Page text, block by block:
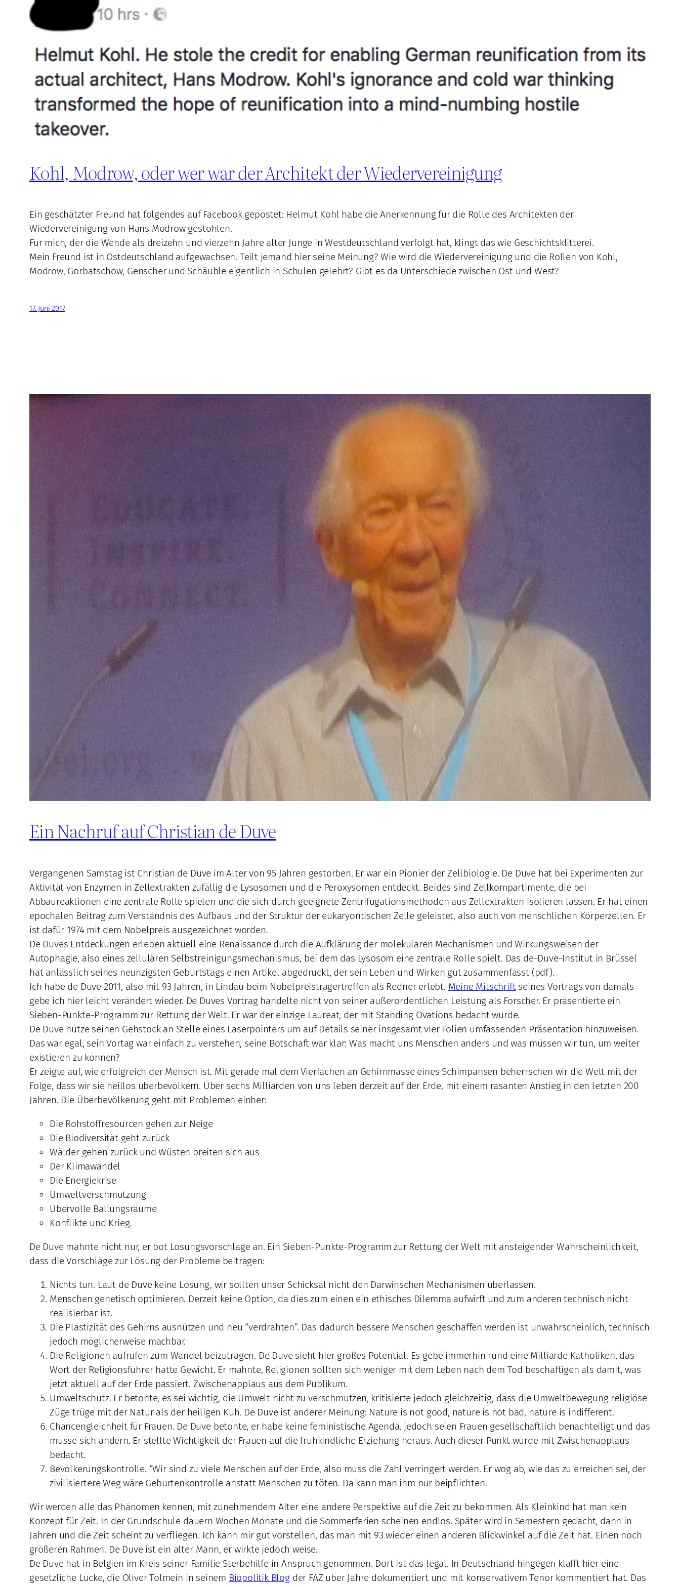
Kohl, Modrow, oder wer war der Architekt der Wiedervereinigung
Ein geschätzter Freund hat folgendes auf Facebook gepostet: Helmut Kohl habe die Anerkennung für die Rolle des Architekten der
Wiedervereinigung von Hans Modrow gestohlen.
Für mich, der die Wende als dreizehn und vierzehn Jahre alter Junge in Westdeutschland verfolgt hat, klingt das wie Geschichtsklitterei.
Mein Freund ist in Ostdeutschland aufgewachsen. Teilt jemand hier seine Meinung? Wie wird die Wiedervereinigung und die Rollen von Kohl,
Modrow, Gorbatschow, Genscher und Schäuble eigentlich in Schulen gelehrt? Gibt es da Unterschiede zwischen Ost und West?
17. Juni 2017
Ein Nachruf auf Christian de Duve
Vergangenen Samstag ist Christian de Duve im Alter von 95 Jahren gestorben. Er war ein Pionier der Zellbiologie. De Duve hat bei Experimenten zur
Aktivität von Enzymen in Zellextrakten zufällig die Lysosomen und die Peroxysomen entdeckt. Beides sind Zellkompartimente, die bei
Abbaureaktionen eine zentrale Rolle spielen und die sich durch geeignete Zentrifugationsmethoden aus Zellextrakten isolieren lassen. Er hat einen
epochalen Beitrag zum Verständnis des Aufbaus und der Struktur der eukaryontischen Zelle geleistet, also auch von menschlichen Körperzellen. Er
ist dafür 1974 mit dem Nobelpreis ausgezeichnet worden.
De Duves Entdeckungen erleben aktuell eine Renaissance durch die Aufklärung der molekularen Mechanismen und Wirkungsweisen der
Autophagie, also eines zellulären Selbstreinigungsmechanismus, bei dem das Lysosom eine zentrale Rolle spielt. Das de-Duve-Institut in Brüssel
hat anlässlich seines neunzigsten Geburtstags einen Artikel abgedruckt, der sein Leben und Wirken gut zusammenfasst (pdf).
Ich habe de Duve 2011, also mit 93 Jahren, in Lindau beim Nobelpreisträgertreffen als Redner erlebt. Meine Mitschriftseines Vortrags von damals
gebe ich hier leicht verändert wieder. De Duves Vortrag handelte nicht von seiner außerordentlichen Leistung als Forscher. Er präsentierte ein
Sieben-Punkte-Programm zur Rettung der Welt. Er war der einzige Laureat, der mit Standing Ovations bedacht wurde.
De Duve nutze seinen Gehstock an Stelle eines Laserpointers um auf Details seiner insgesamt vier Folien umfassenden Präsentation hinzuweisen.
Das war egal, sein Vortag war einfach zu verstehen, seine Botschaft war klar: Was macht uns Menschen anders und was müssen wir tun, um weiter
existieren zu können?
Er zeigte auf, wie erfolgreich der Mensch ist. Mit gerade mal dem Vierfachen an Gehirnmasse eines Schimpansen beherrschen wir die Welt mit der
Folge, dass wir sie heillos überbevölkern. Über sechs Milliarden von uns leben derzeit auf der Erde, mit einem rasanten Anstieg in den letzten 200
Jahren. Die Überbevölkerung geht mit Problemen einher:
Die Rohstoffresourcen gehen zur Neige
Die Biodiversität geht zurück
Wälder gehen zurück und Wüsten breiten sich aus
Der Klimawandel
Die Energiekrise
Umweltverschmutzung
Übervolle Ballungsräume
Konflikte und Krieg.
De Duve mahnte nicht nur, er bot Lösungsvorschläge an. Ein Sieben-Punkte-Programm zur Rettung der Welt mit ansteigender Wahrscheinlichkeit,
dass die Vorschläge zur Lösung der Probleme beitragen:
Nichts tun. Laut de Duve keine Lösung, wir sollten unser Schicksal nicht den Darwinschen Mechanismen überlassen.
Menschen genetisch optimieren. Derzeit keine Option, da dies zum einen ein ethisches Dilemma aufwirft und zum anderen technisch nicht
realisierbar ist.
Die Plastizität des Gehirns ausnützen und neu “verdrahten”. Das dadurch bessere Menschen geschaffen werden ist unwahrscheinlich, technisch
jedoch möglicherweise machbar.
Die Religionen aufrufen zum Wandel beizutragen. De Duve sieht hier großes Potential. Es gebe immerhin rund eine Milliarde Katholiken, das
Wort der Religionsführer hätte Gewicht. Er mahnte, Religionen sollten sich weniger mit dem Leben nach dem Tod beschäftigen als damit, was
jetzt aktuell auf der Erde passiert. Zwischenapplaus aus dem Publikum.
Umweltschutz. Er betonte, es sei wichtig, die Umwelt nicht zu verschmutzen, kritisierte jedoch gleichzeitig, dass die Umweltbewegung religiöse
Züge trüge mit der Natur als der heiligen Kuh. De Duve ist anderer Meinung: Nature is not good, nature is not bad, nature is indifferent.
Chancengleichheit für Frauen. De Duve betonte, er habe keine feministische Agenda, jedoch seien Frauen gesellschaftlich benachteiligt und das
müsse sich ändern. Er stellte Wichtigkeit der Frauen auf die frühkindliche Erziehung heraus. Auch dieser Punkt wurde mit Zwischenapplaus
bedacht.
Bevölkerungskontrolle. “Wir sind zu viele Menschen auf der Erde, also muss die Zahl verringert werden. Er wog ab, wie das zu erreichen sei, der
zivilisiertere Weg wäre Geburtenkontrolle anstatt Menschen zu töten. Da kann man ihm nur beipflichten.
Wir werden alle das Phänomen kennen, mit zunehmendem Alter eine andere Perspektive auf die Zeit zu bekommen. Als Kleinkind hat man kein
Konzept für Zeit. In der Grundschule dauern Wochen Monate und die Sommerferien scheinen endlos. Später wird in Semestern gedacht, dann in
Jahren und die Zeit scheint zu verfliegen. Ich kann mir gut vorstellen, das man mit 93 wieder einen anderen Blickwinkel auf die Zeit hat. Einen noch
größeren Rahmen. De Duve ist ein alter Mann, er wirkte jedoch weise.
De Duve hat in Belgien im Kreis seiner Familie Sterbehilfe in Anspruch genommen. Dort ist das legal. In Deutschland hingegen klafft hier eine
gesetzliche Lücke, die Oliver Tolmein in seinem Biopolitik Blogder FAZ über Jahre dokumentiert und mit konservativem Tenor kommentiert hat. Das